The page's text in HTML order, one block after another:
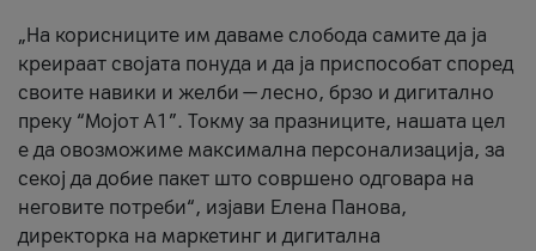
„На корисниците им даваме слобода самите да ја
креираат својата понуда и да ја приспособат според
своите навики и желби — лесно, брзо и дигитално
преку “Мојот А1”. Токму за празниците, нашата цел
е да овозможиме максимална персонализација, за
секој да добие пакет што совршено одговара на
неговите потреби“, изјави Елена Панова,
директорка на маркетинг и дигитална